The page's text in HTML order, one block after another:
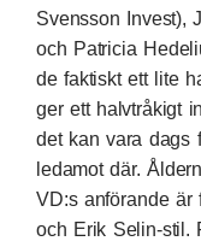
Svensson Invest),
och Patricia
de faktiskt ett lite
ger ett halvtråkigt
det kan vara dags
ledamot där.
VD:s anförande är
och Erik Selin-stil.